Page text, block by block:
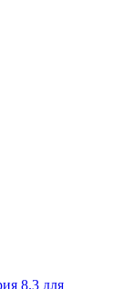
8.3 для